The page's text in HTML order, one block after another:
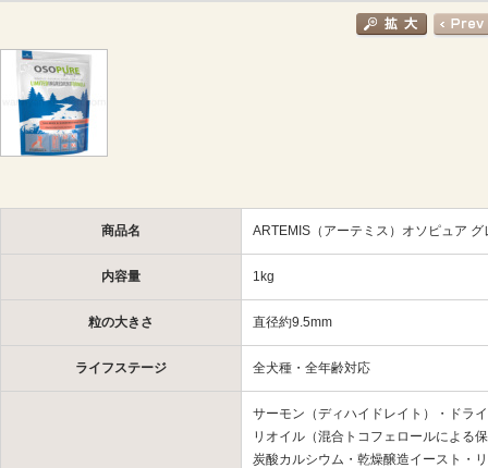
商品名 ARTEMIS（アーテミス）オソピュア
内容量 1kg
粒の大きさ 直径約9.5mm
ライフステージ 全犬種・全年齢対応
サーモン（ディハイドレイト）・ドラ
リオイル（混合トコフェロールによる
炭酸カルシウム・乾燥醸造イースト・